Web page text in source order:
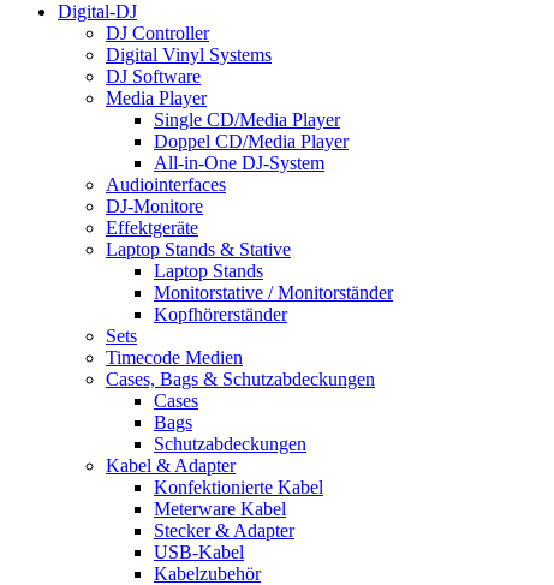
Digital-DJ
DJ Controller
Digital Vinyl Systems
DJ Software
Media Player
Single CD/Media Player
Doppel CD/Media Player
All-in-One DJ-System
Audiointerfaces
DJ-Monitore
Effektgeräte
Laptop Stands & Stative
Laptop Stands
Monitorstative / Monitorständer
Kopfhörerständer
Sets
Timecode Medien
Cases, Bags & Schutzabdeckungen
Cases
Bags
Schutzabdeckungen
Kabel & Adapter
Konfektionierte Kabel
Meterware Kabel
Stecker & Adapter
USB-Kabel
Kabelzubehör